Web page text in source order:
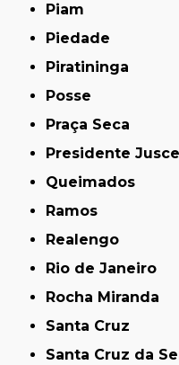
Piam
Piedade
Piratininga
Posse
Praça Seca
Presidente
Queimados
Ramos
Realengo
Rio de Janeiro
Rocha Miranda
Santa Cruz
Santa Cruz da